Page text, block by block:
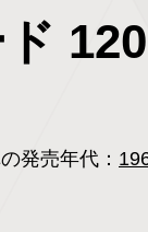
発売年代：